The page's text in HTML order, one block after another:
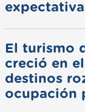
El turismo
creció en
destinos
ocupación